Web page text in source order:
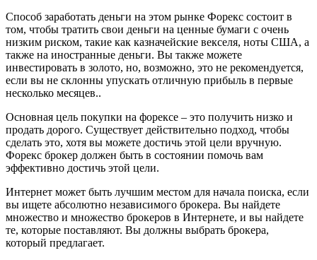
Способ заработать деньги на этом рынке Форекс состоит в
том, чтобы тратить свои деньги на ценные бумаги с очень
низким риском, такие как казначейские векселя, ноты США, а
также на иностранные деньги. Вы также можете
инвестировать в золото, но, возможно, это не рекомендуется,
если вы не склонны упускать отличную прибыль в первые
несколько месяцев..
Основная цель покупки на форексе – это получить низко и
продать дорого. Существует действительно подход, чтобы
сделать это, хотя вы можете достичь этой цели вручную.
Форекс брокер должен быть в состоянии помочь вам
эффективно достичь этой цели.
Интернет может быть лучшим местом для начала поиска, если
вы ищете абсолютно независимого брокера. Вы найдете
множество и множество брокеров в Интернете, и вы найдете
те, которые поставляют. Вы должны выбрать брокера,
который предлагает.